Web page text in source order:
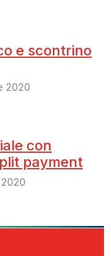
e scontrino
2020
con
payment